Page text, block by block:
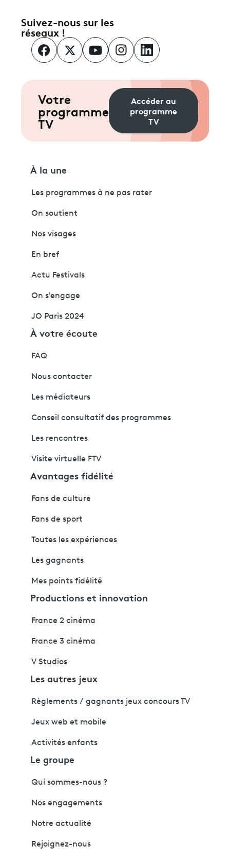
Suivez-nous sur les
réseaux !
Votre
programme
TV
Accéder au
programme
TV
À la une
Les programmes à ne pas rater
On soutient
Nos visages
En bref
Actu Festivals
On s'engage
JO Paris 2024
À votre écoute
FAQ
Nous contacter
Les médiateurs
Conseil consultatif des programmes
Les rencontres
Visite virtuelle FTV
Avantages fidélité
Fans de culture
Fans de sport
Toutes les expériences
Les gagnants
Mes points fidélité
Productions et innovation
France 2 cinéma
France 3 cinéma
V Studios
Les autres jeux
Règlements / gagnants jeux concours TV
Jeux web et mobile
Activités enfants
Le groupe
Qui sommes-nous ?
Nos engagements
Notre actualité
Rejoignez-nous